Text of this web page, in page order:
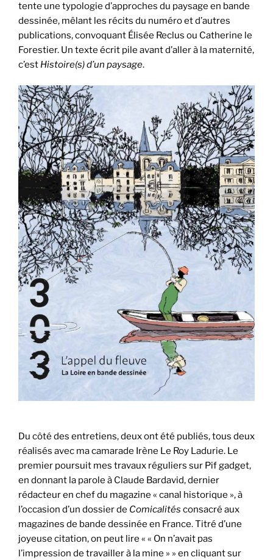
tente une typologie d’approches du paysage en bande
dessinée, mêlant les récits du numéro et d’autres
publications, convoquant Élisée Reclus ou Catherine le
Forestier. Un texte écrit pile avant d’aller à la maternité,
c’est Histoire(s) d’un paysage.
Du côté des entretiens, deux ont été publiés, tous deux
réalisés avec ma camarade Irène Le Roy Ladurie. Le
premier poursuit mes travaux réguliers sur Pif gadget,
en donnant la parole à Claude Bardavid, dernier
rédacteur en chef du magazine « canal historique », à
l’occasion d’un dossier de Comicalités consacré aux
magazines de bande dessinée en France. Titré d’une
joyeuse citation, on peut lire « « On n’avait pas
l’impression de travailler à la mine » » en cliquant sur